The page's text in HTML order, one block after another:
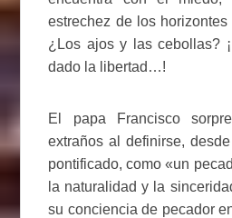
estrechez de los
¿Los ajos y las cebollas?
dado la libertad…!
El papa Francisco
extraños al definirse,
pontificado, como «un
la naturalidad y la
su conciencia de pecador